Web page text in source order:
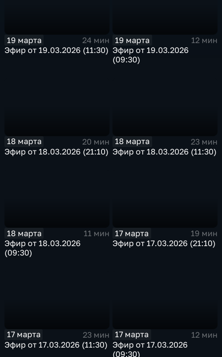
19 марта
24 мин
Эфир от 19.03.2026 (11:30)
19 марта
12 мин
Эфир от 19.03.2026
(09:30)
18 марта
20 мин
Эфир от 18.03.2026 (21:10)
18 марта
23 мин
Эфир от 18.03.2026 (11:30)
18 марта
11 мин
Эфир от 18.03.2026
(09:30)
17 марта
19 мин
Эфир от 17.03.2026 (21:10)
17 марта
23 мин
Эфир от 17.03.2026 (11:30)
17 марта
12 мин
Эфир от 17.03.2026
(09:30)